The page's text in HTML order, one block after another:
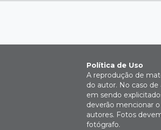
Política de Uso
A reprodução de
do autor. No caso de
em sendo
deverão mencionar
autores. Fotos
fotógrafo.